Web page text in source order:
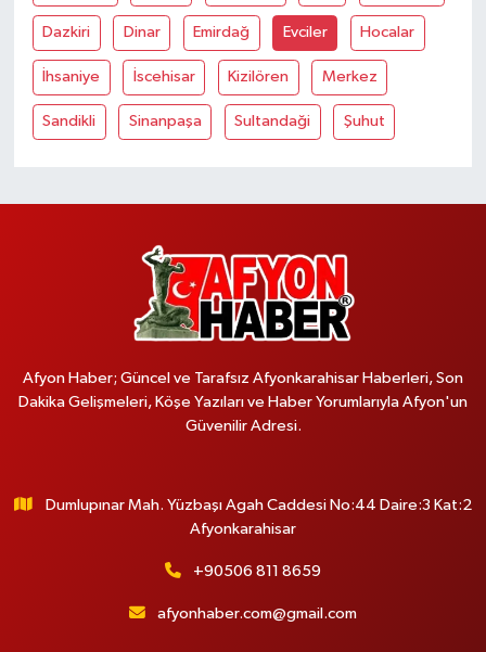
Dazkiri Dinar Emirdağ Evciler Hocalar
İhsaniye İscehisar Kizilören Merkez
Sandikli Sinanpaşa Sultandaği Şuhut
Afyon Haber; Güncel ve Tarafsız Afyonkarahisar Haberleri, Son
Dakika Gelişmeleri, Köşe Yazıları ve Haber Yorumlarıyla Afyon'un
Güvenilir Adresi.
Dumlupınar Mah. Yüzbaşı Agah Caddesi No:44 Daire:3 Kat:2
Afyonkarahisar
+90506 811 8659
afyonhaber.com@gmail.com